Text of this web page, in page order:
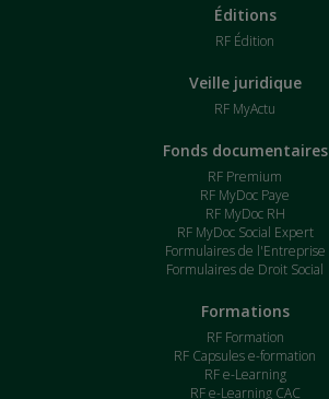
Éditions
RF Édition
Veille juridique
RF MyActu
Fonds documentaires
RF Premium
RF MyDoc Paye
RF MyDoc RH
RF MyDoc Social Expert
Formulaires de l'Entreprise
Formulaires de Droit Social
Formations
RF Formation
RF Capsules e-formation
RF e-Learning
RF e-Learning CAC